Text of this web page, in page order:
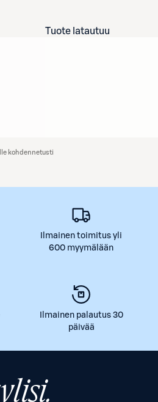
Tuote latautuu
kohdennetusti
Ilmainen toimitus yli
600 myymälään
Ilmainen palautus 30
päivää